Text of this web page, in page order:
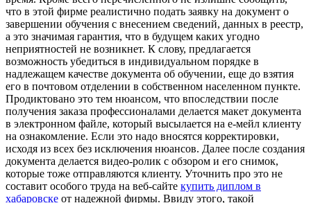
что в этой фирме реалистично подать заявку на документ о
завершении обучения с внесением сведений, данных в реестр,
а это значимая гарантия, что в будущем каких угодно
неприятностей не возникнет. К слову, предлагается
возможность убедиться в индивидуальном порядке в
надлежащем качестве документа об обучении, еще до взятия
его в почтовом отделении в собственном населенном пункте.
Продиктовано это тем нюансом, что впоследствии после
получения заказа профессионалами делается макет документа
в электронном файле, который высылается на е-мейл клиенту
на ознакомление. Если это надо вносятся корректировки,
исходя из всех без исключения нюансов. Далее после создания
документа делается видео-ролик с обзором и его снимок,
которые тоже отправляются клиенту. Уточнить про это не
составит особого труда на веб-сайте купить диплом в
хабаровске от надежной фирмы. Ввиду этого, такой